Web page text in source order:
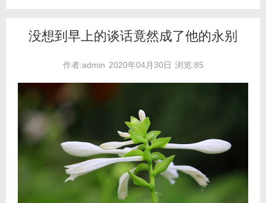
没想到早上的谈话竟然成了他的永别
作者:admin 2020年04月30日 浏览:85